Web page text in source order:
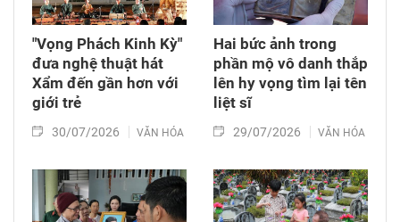
"Vọng Phách Kinh Kỳ"
đưa nghệ thuật hát
Xẩm đến gần hơn với
giới trẻ
30/07/2026 VĂN HÓA
Hai bức ảnh trong
phần mộ vô danh thắp
lên hy vọng tìm lại tên
liệt sĩ
29/07/2026 VĂN HÓA